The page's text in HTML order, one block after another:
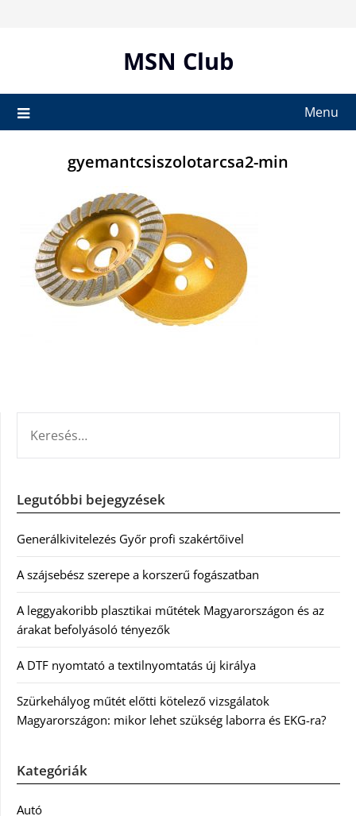
MSN Club
Menu
gyemantcsiszolotarcsa2-min
Legutóbbi bejegyzések
Generálkivitelezés Győr profi szakértőivel
A szájsebész szerepe a korszerű fogászatban
A leggyakoribb plasztikai műtétek Magyarországon és az
árakat befolyásoló tényezők
A DTF nyomtató a textilnyomtatás új királya
Szürkehályog műtét előtti kötelező vizsgálatok
Magyarországon: mikor lehet szükség laborra és EKG-ra?
Kategóriák
Autó